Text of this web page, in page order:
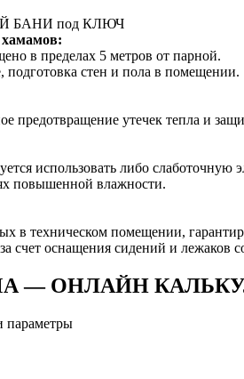
хамамов:
в пределах 5 метров от парной.
стен и пола в помещении.
предотвращение утечек тепла и
использовать либо
повышенной влажности.
в техническом помещении,
счет оснащения сидений и лежаков
— ОНЛАЙН